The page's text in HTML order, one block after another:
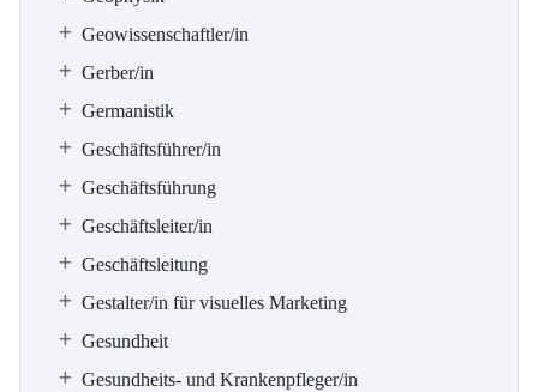
Geowissenschaftler/in
Gerber/in
Germanistik
Geschäftsführer/in
Geschäftsführung
Geschäftsleiter/in
Geschäftsleitung
Gestalter/in für visuelles Marketing
Gesundheit
Gesundheits- und Krankenpfleger/in